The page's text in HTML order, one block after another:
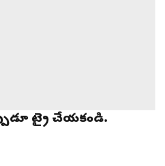
ట్రై చేయకండి.